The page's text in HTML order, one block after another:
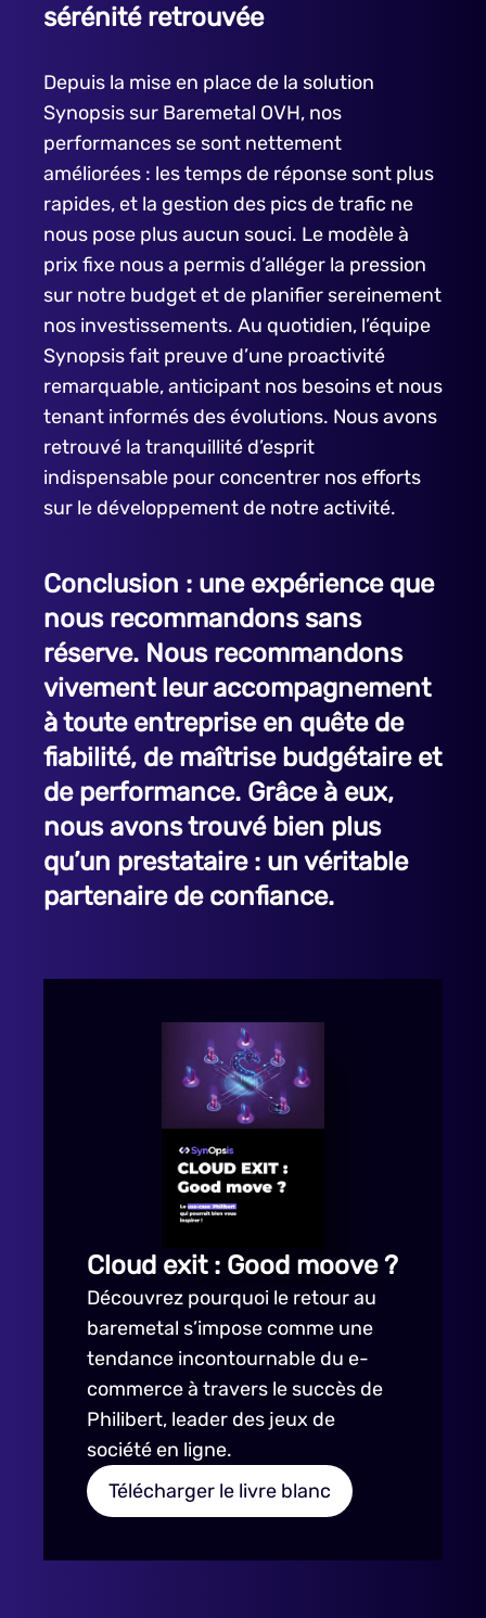
sérénité retrouvée
Depuis la mise en place de la solution
Synopsis sur Baremetal OVH, nos
performances se sont nettement
améliorées : les temps de réponse sont plus
rapides, et la gestion des pics de trafic ne
nous pose plus aucun souci. Le modèle à
prix fixe nous a permis d’alléger la pression
sur notre budget et de planifier sereinement
nos investissements. Au quotidien, l’équipe
Synopsis fait preuve d’une proactivité
remarquable, anticipant nos besoins et nous
tenant informés des évolutions. Nous avons
retrouvé la tranquillité d’esprit
indispensable pour concentrer nos efforts
sur le développement de notre activité.
Conclusion : une expérience que
nous recommandons sans
réserve. Nous recommandons
vivement leur accompagnement
à toute entreprise en quête de
fiabilité, de maîtrise budgétaire et
de performance. Grâce à eux,
nous avons trouvé bien plus
qu’un prestataire : un véritable
partenaire de confiance.
Cloud exit : Good moove ?
Découvrez pourquoi le retour au
baremetal s’impose comme une
tendance incontournable du e-
commerce à travers le succès de
Philibert, leader des jeux de
société en ligne.
Télécharger le livre blanc